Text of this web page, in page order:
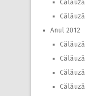
Anul 2012